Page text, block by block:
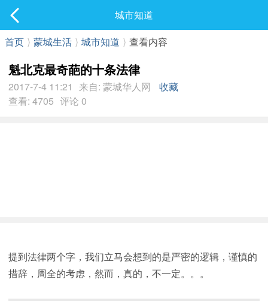
最新发表
城市知道
首页 ⟩ 蒙城生活 ⟩ 城市知道 ⟩ 查看内容
魁北克最奇葩的十条法律
2017-7-4 11:21 来自: 蒙城华人网
收藏
查看: 4705 评论 0
提到法律两个字，我们立马会想到的是严密的逻辑，谨慎的
措辞，周全的考虑，然而，真的，不一定。。。